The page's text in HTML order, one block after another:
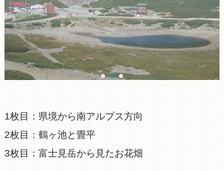
1枚目：県境から南アルプス方向
2枚目：鶴ヶ池と畳平
3枚目：富士見岳から見たお花畑